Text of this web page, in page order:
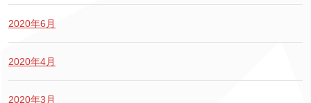
2020年6月
2020年4月
2020年3月